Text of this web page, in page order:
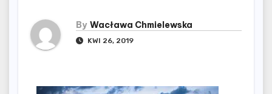
By Wacława Chmielewska
KWI 26, 2019